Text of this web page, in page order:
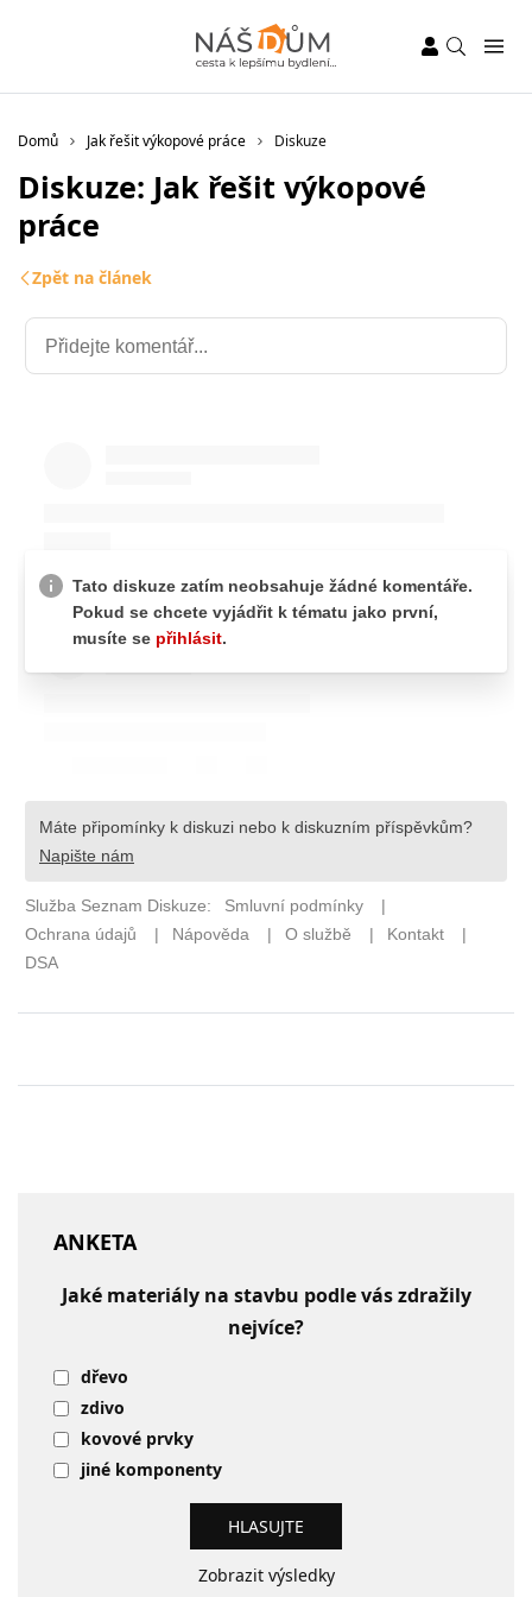
Domů Jak řešit výkopové práce Diskuze
Diskuze: Jak řešit výkopové
práce
Zpět na článek
ANKETA
Jaké materiály na stavbu podle vás zdražily
nejvíce?
dřevo
zdivo
kovové prvky
jiné komponenty
Zobrazit výsledky